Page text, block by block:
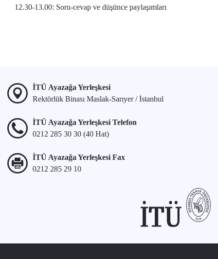
12.30-13.00: Soru-cevap ve düşünce paylaşımları
İTÜ Ayazağa Yerleşkesi
Rektörlük Binası Maslak-Sarıyer / İstanbul
İTÜ Ayazağa Yerleşkesi Telefon
0212 285 30 30 (40 Hat)
İTÜ Ayazağa Yerleşkesi Fax
0212 285 29 10